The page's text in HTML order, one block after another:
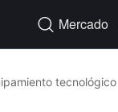
 Mercado
tecnológico